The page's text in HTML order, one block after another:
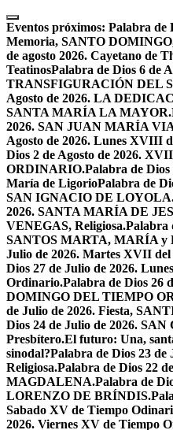
Skip
to
content
Eventos próximos: Palabra de
Memoria, SANTO
de agosto 2026. Cayetano de
TeatinosPalabra de Dios 6 de
TRANSFIGURACIÓN DEL
Agosto de 2026. LA
SANTA MARÍA LA MAYOR.
2026. SAN JUAN MARÍA
Agosto de 2026. Lunes XVIII
Dios 2 de Agosto de 2026.
ORDINARIO.Palabra de Dios
María de LigorioPalabra de
SAN IGNACIO DE
2026. SANTA MARÍA DE
VENEGAS, Religiosa.Palabra
SANTOS MARTA, MARÍA y
Julio de 2026. Martes XVII
Dios 27 de Julio de 2026.
Ordinario.Palabra de Dios 26
DOMINGO DEL TIEMPO
de Julio de 2026. Fiesta,
Dios 24 de Julio de 2026.
Presbítero.El futuro: Una,
sinodal?Palabra de Dios 23
Religiosa.Palabra de Dios 22
MAGDALENA.Palabra de
LORENZO DE BRÍNDIS.
Sabado XV de Tiempo
2026. Viernes XV de Tiempo